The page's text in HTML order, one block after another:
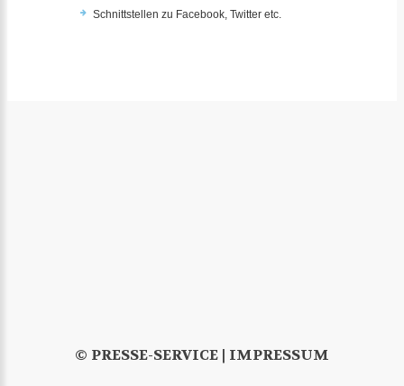
Schnittstellen zu Facebook, Twitter etc.
© PRESSE-SERVICE | IMPRESSUM